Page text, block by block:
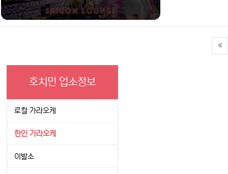
호치민 업소정보
로컬 가라오케
한인 가라오케
이발소